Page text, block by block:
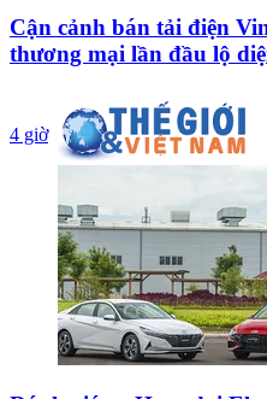
Cận cảnh bán tải điện
thương mại lần đầu lộ
4 giờ